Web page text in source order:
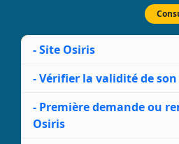
- Site Osiris
- Vérifier la validité de
- Première demande ou
Osiris